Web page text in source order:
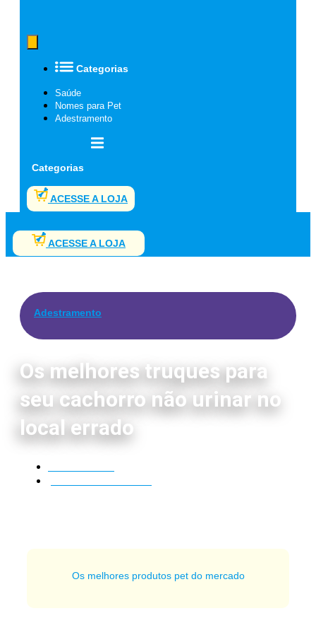
Categorias
Saúde
Nomes para Pet
Adestramento
Categorias
ACESSE A LOJA
ACESSE A LOJA
Adestramento
Os melhores truques para
seu cachorro não urinar no
local errado
Os melhores produtos pet do mercado